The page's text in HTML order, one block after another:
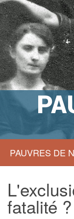
Actions
PAUVRES DE
fatalité ?